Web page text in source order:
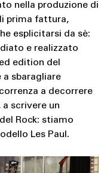
nella produzione di
prima fattura,
esplicitarsi da sè:
e realizzato
edition del
sbaragliare
a decorrere
scrivere un
Rock: stiamo
Les Paul.